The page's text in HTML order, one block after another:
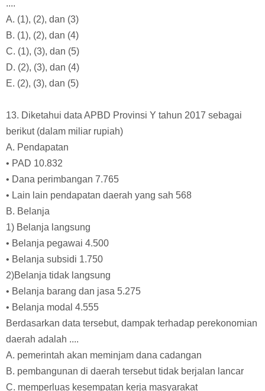
....
A. (1), (2), dan (3)
B. (1), (2), dan (4)
C. (1), (3), dan (5)
D. (2), (3), dan (4)
E. (2), (3), dan (5)
13. Diketahui data APBD Provinsi Y tahun 2017 sebagai
berikut (dalam miliar rupiah)
A. Pendapatan
• PAD 10.832
• Dana perimbangan 7.765
• Lain lain pendapatan daerah yang sah 568
B. Belanja
1) Belanja langsung
• Belanja pegawai 4.500
• Belanja subsidi 1.750
2)Belanja tidak langsung
• Belanja barang dan jasa 5.275
• Belanja modal 4.555
Berdasarkan data tersebut, dampak terhadap perekonomian
daerah adalah ....
A. pemerintah akan meminjam dana cadangan
B. pembangunan di daerah tersebut tidak berjalan lancar
C. memperluas kesempatan kerja masyarakat